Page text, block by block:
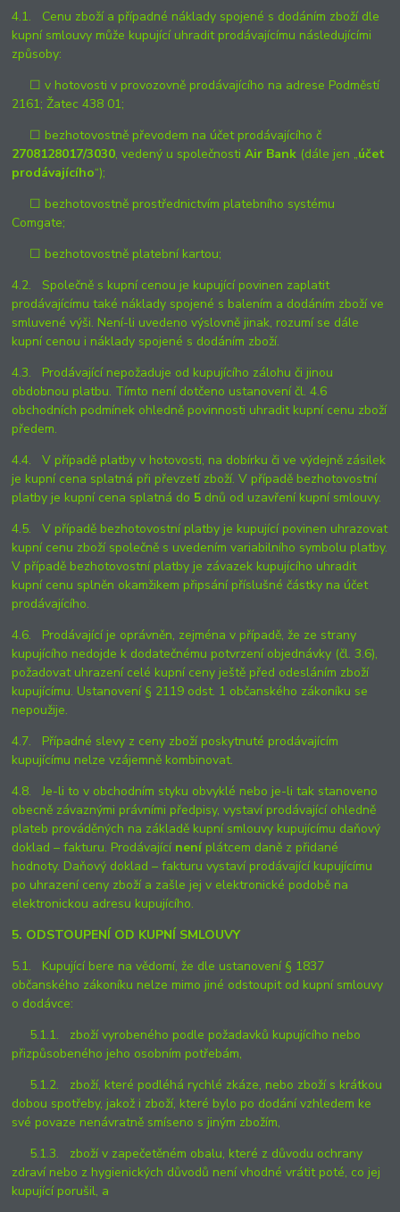
4.1. Cenu zboží a případné náklady spojené s dodáním zboží dle
kupní smlouvy může kupující uhradit prodávajícímu následujícími
způsoby:
☐ v hotovosti v provozovně prodávajícího na adrese Podměstí
2161; Žatec 438 01;
☐ bezhotovostně převodem na účet prodávajícího č
2708128017/3030, vedený u společnostiAir Bank (dále jen „účet
prodávajícího“);
☐ bezhotovostně prostřednictvím platebního systému
Comgate;
☐ bezhotovostně platební kartou;
4.2. Společně s kupní cenou je kupující povinen zaplatit
prodávajícímu také náklady spojené s balením a dodáním zboží ve
smluvené výši. Není-li uvedeno výslovně jinak, rozumí se dále
kupní cenou i náklady spojené s dodáním zboží.
4.3. Prodávající nepožaduje od kupujícího zálohu či jinou
obdobnou platbu. Tímto není dotčeno ustanovení čl. 4.6
obchodních podmínek ohledně povinnosti uhradit kupní cenu zboží
předem.
4.4. V případě platby v hotovosti, na dobírku či ve výdejně zásilek
je kupní cena splatná při převzetí zboží. V případě bezhotovostní
platby je kupní cena splatná do 5 dnů od uzavření kupní smlouvy.
4.5. V případě bezhotovostní platby je kupující povinen uhrazovat
kupní cenu zboží společně s uvedením variabilního symbolu platby.
V případě bezhotovostní platby je závazek kupujícího uhradit
kupní cenu splněn okamžikem připsání příslušné částky na účet
prodávajícího.
4.6. Prodávající je oprávněn, zejména v případě, že ze strany
kupujícího nedojde k dodatečnému potvrzení objednávky (čl. 3.6),
požadovat uhrazení celé kupní ceny ještě před odesláním zboží
kupujícímu. Ustanovení § 2119 odst. 1 občanského zákoníku se
nepoužije.
4.7. Případné slevy z ceny zboží poskytnuté prodávajícím
kupujícímu nelze vzájemně kombinovat.
4.8. Je-li to v obchodním styku obvyklé nebo je-li tak stanoveno
obecně závaznými právními předpisy, vystaví prodávající ohledně
plateb prováděných na základě kupní smlouvy kupujícímu daňový
doklad – fakturu. Prodávající není plátcem daně z přidané
hodnoty. Daňový doklad – fakturu vystaví prodávající kupujícímu
po uhrazení ceny zboží a zašle jej v elektronické podobě na
elektronickou adresu kupujícího.
5. ODSTOUPENÍ OD KUPNÍ SMLOUVY
5.1. Kupující bere na vědomí, že dle ustanovení § 1837
občanského zákoníku nelze mimo jiné odstoupit od kupní smlouvy
o dodávce:
5.1.1. zboží vyrobeného podle požadavků kupujícího nebo
přizpůsobeného jeho osobním potřebám,
5.1.2. zboží, které podléhá rychlé zkáze, nebo zboží s krátkou
dobou spotřeby, jakož i zboží, které bylo po dodání vzhledem ke
své povaze nenávratně smíseno s jiným zbožím,
5.1.3. zboží v zapečetěném obalu, které z důvodu ochrany
zdraví nebo z hygienických důvodů není vhodné vrátit poté, co jej
kupující porušil, a